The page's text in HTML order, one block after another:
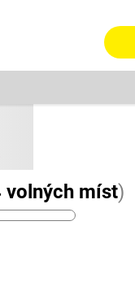
volných míst)